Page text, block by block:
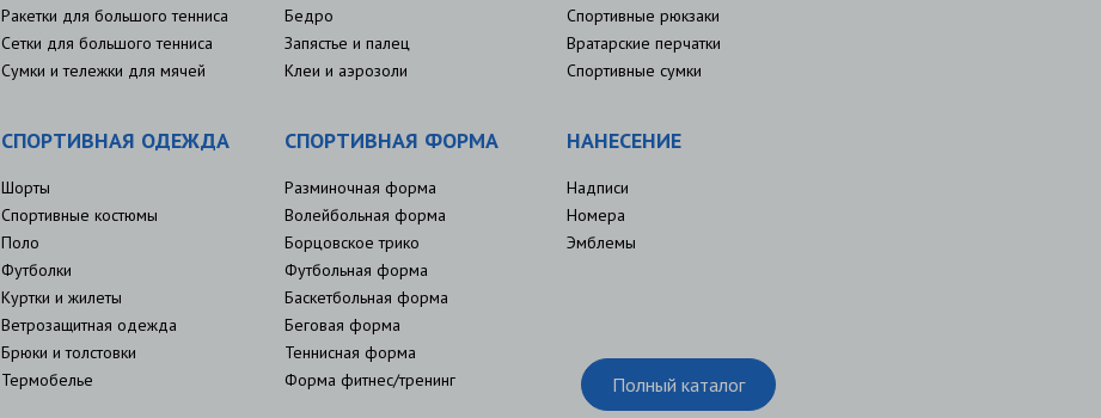
Ракетки для большого тенниса
Сетки для большого тенниса
Сумки и тележки для мячей
Бедро
Запястье и палец
Клеи и аэрозоли
Спортивные рюкзаки
Вратарские перчатки
Спортивные сумки
СПОРТИВНАЯ ОДЕЖДА
Шорты
Спортивные костюмы
Поло
Футболки
Куртки и жилеты
Ветрозащитная одежда
Брюки и толстовки
Термобелье
СПОРТИВНАЯ ФОРМА
Разминочная форма
Волейбольная форма
Борцовское трико
Футбольная форма
Баскетбольная форма
Беговая форма
Теннисная форма
Форма фитнес/тренинг
НАНЕСЕНИЕ
Надписи
Номера
Эмблемы
Полный каталог